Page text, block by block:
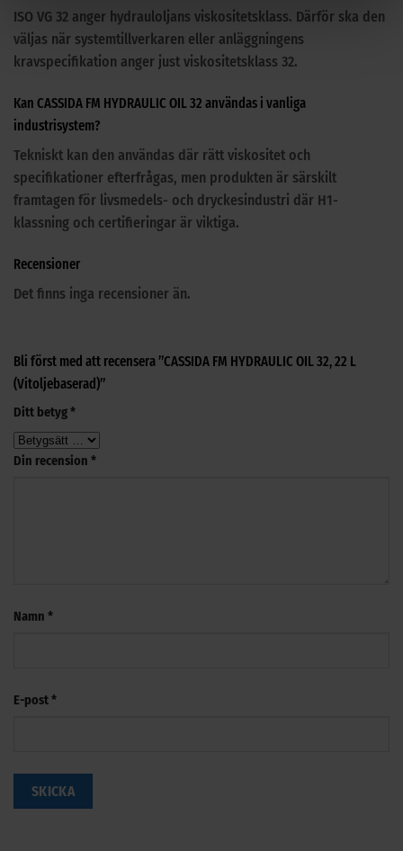
ISO VG 32 anger hydrauloljans viskositetsklass. Därför ska den
väljas när systemtillverkaren eller anläggningens
kravspecifikation anger just viskositetsklass 32.
Kan CASSIDA FM HYDRAULIC OIL 32 användas i vanliga
industrisystem?
Tekniskt kan den användas där rätt viskositet och
specifikationer efterfrågas, men produkten är särskilt
framtagen för livsmedels- och dryckesindustri där H1-
klassning och certifieringar är viktiga.
Recensioner
Det finns inga recensioner än.
Bli först med att recensera ”CASSIDA FM HYDRAULIC OIL 32, 22 L
(Vitoljebaserad)”
Ditt betyg*
Din recension *
Namn *
E-post*